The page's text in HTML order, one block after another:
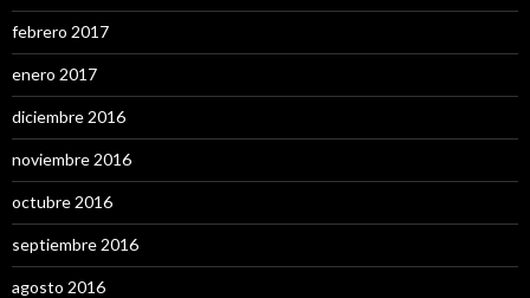
febrero 2017
enero 2017
diciembre 2016
noviembre 2016
octubre 2016
septiembre 2016
agosto 2016